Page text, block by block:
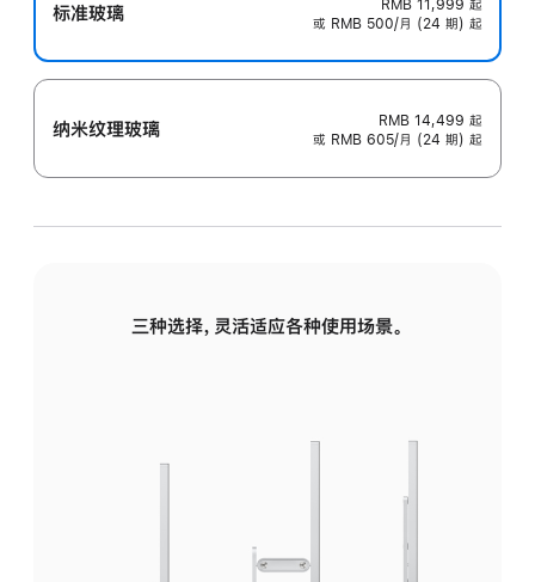
标准玻璃 RMB 11,999 起
或 RMB 500/月 (24 期) 起
纳米纹理玻璃 RMB 14,499 起
或 RMB 605/月 (24 期) 起
三种选择，灵活适应各种使用场景。